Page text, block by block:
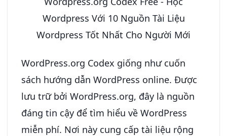
Wordpress Với 10 Nguồn Tài Liệu
Wordpress Tốt Nhất Cho Người Mới
WordPress.org Codex giống như cuốn
sách hướng dẫn WordPress online. Được
lưu trữ bởi WordPress.org, đây là nguồn
đáng tin cậy để tìm hiểu về WordPress
miễn phí. Nơi này cung cấp tài liệu rộng